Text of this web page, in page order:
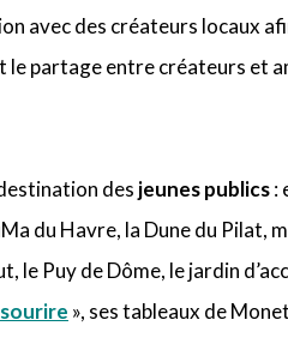
avec des créateurs locaux
le partage entre créateurs et
des jeunes publics:
du Havre, la Dune du Pilat,
le Puy de Dôme, le jardin
», ses tableaux de